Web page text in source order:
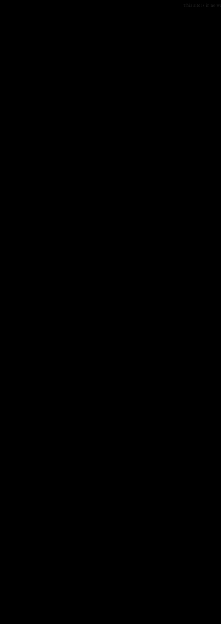
This site is in no